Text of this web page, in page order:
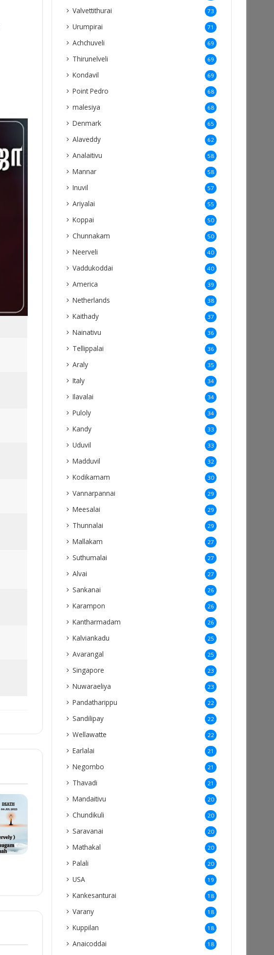
Valvettithurai 73
Urumpirai 71
Achchuveli 69
Thirunelveli 69
Kondavil 69
Point Pedro 68
malesiya 68
Denmark 65
Alaveddy 62
Analaitivu 58
Mannar 58
Inuvil 57
Ariyalai 55
Koppai 50
Chunnakam 50
Neerveli 40
Vaddukoddai 40
America 39
Netherlands 38
Kaithady 37
Nainativu 36
Tellippalai 36
Araly 35
Italy 34
Ilavalai 34
Puloly 34
Kandy 33
Uduvil 33
Madduvil 32
Kodikamam 30
Vannarpannai 29
Meesalai 29
Thunnalai 29
Mallakam 27
Suthumalai 27
Alvai 27
Sankanai 26
Karampon 26
Kantharmadam 26
Kalviankadu 25
Avarangal 25
Singapore 23
Nuwaraeliya 23
Pandatharippu 22
Sandilipay 22
Wellawatte 22
Earlalai 21
Negombo 21
Thavadi 21
Mandaitivu 20
Chundikuli 20
Saravanai 20
Mathakal 20
Palali 20
USA 19
Kankesanturai 18
Varany 18
Kuppilan 18
Anaicoddai 18